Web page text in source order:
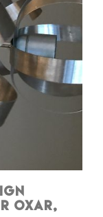
Oxar,